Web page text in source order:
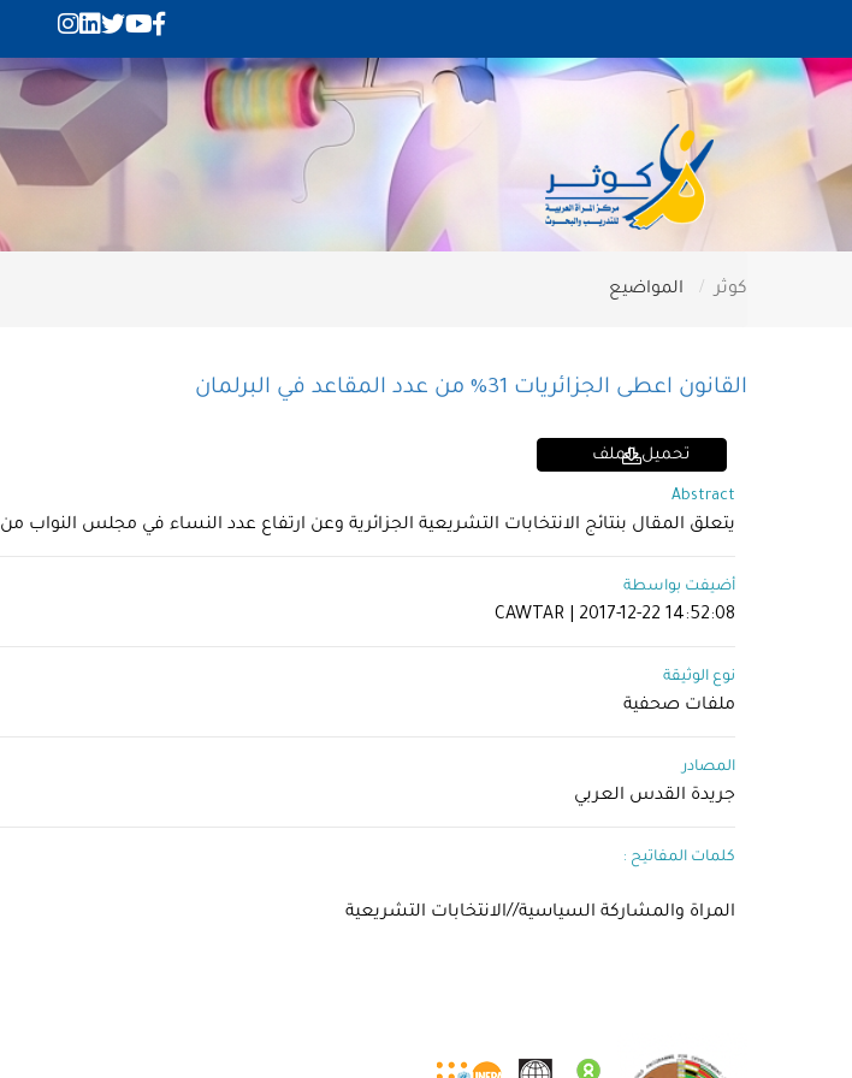
كوثر المواضيع
القانون اعطى الجزائريات 31% من عدد المقاعد في البرلمان
تحميل الملف
Abstract
يتعلق المقال بنتائج الانتخابات التشريعية الجزائرية وعن ارتفاع عدد النساء في مجلس النواب من 31 امراة الى 145 ما يمثل 31% من العدد الاجمالي للنواب
أضيفت بواسطة
CAWTAR | 2017-12-22 14:52:08
نوع الوثيقة
ملفات صحفية
المصادر
جريدة القدس العربي
كلمات المفاتيح :
المراة والمشاركة السياسية//الانتخابات التشريعية